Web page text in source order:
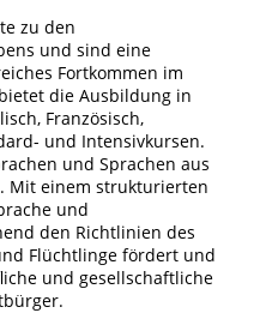
zu den
und sind eine
Fortkommen im
die Ausbildung in
Französisch,
und Intensivkursen.
und Sprachen aus
Mit einem strukturierten
und
den Richtlinien des
Flüchtlinge fördert und
und gesellschaftliche